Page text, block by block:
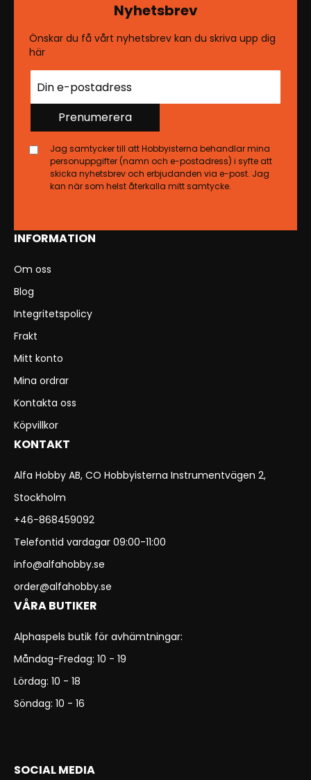
INFORMATION
Om oss
Blog
Integritetspolicy
Frakt
Mitt konto
Mina ordrar
Kontakta oss
Köpvillkor
KONTAKT
Alfa Hobby AB, CO Hobbyisterna Instrumentvägen 2,
Stockholm
+46-868459092
Telefontid vardagar 09:00-11:00
info@alfahobby.se
order@alfahobby.se
VÅRA BUTIKER
Alphaspels butik för avhämtningar:
Måndag-Fredag: 10 - 19
Lördag: 10 - 18
Söndag: 10 - 16
SOCIAL MEDIA
Nyhetsbrev
Önskar du få vårt nyhetsbrev kan du skriva upp dig
här
Prenumerera
Jag samtycker till att Hobbyisterna behandlar mina
personuppgifter (namn och e-postadress) i syfte att
skicka nyhetsbrev och erbjudanden via e-post. Jag
kan när som helst återkalla mitt samtycke.